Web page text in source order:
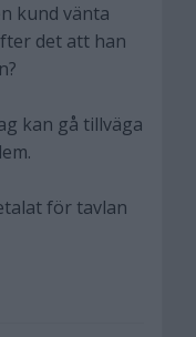
kund vänta
det att han
kan gå tillväga
för tavlan